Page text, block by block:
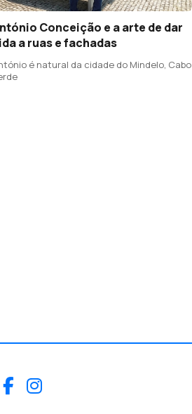
Conceição e a arte de dar
a ruas e fachadas
é natural da cidade do Mindelo, Cabo
Facebook
Instagram